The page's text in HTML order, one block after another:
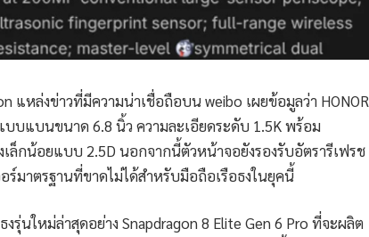
แหล่งข่าวที่มีความน่าเชื่อถือบน weibo เผยข้อมูลว่า HONOR
บแบนขนาด 6.8 นิ้ว ความละเอียดระดับ 1.5K พร้อม
ล็กน้อยแบบ 2.5D นอกจากนี้ตัวหน้าจอยังรองรับอัตรารีเฟรช
มาตรฐานที่ขาดไม่ได้สำหรับมือถือเรือธงในยุคนี้
รุ่นใหม่ล่าสุดอย่าง Snapdragon 8 Elite Gen 6 Pro ที่จะผลิต